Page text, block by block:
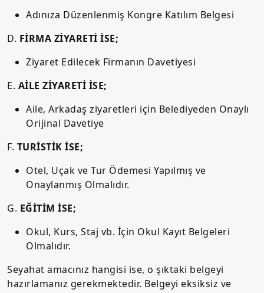
Adınıza Düzenlenmiş Kongre Katılım Belgesi
D. FİRMA ZİYARETİ İSE;
Ziyaret Edilecek Firmanın Davetiyesi
E. AİLE ZİYARETİ İSE;
Aile, Arkadaş ziyaretleri için Belediyeden Onaylı
Orijinal Davetiye
F. TURİSTİK İSE;
Otel, Uçak ve Tur Ödemesi Yapılmış ve
Onaylanmış Olmalıdır.
G. EĞİTİM İSE;
Okul, Kurs, Staj vb. İçin Okul Kayıt Belgeleri
Olmalıdır.
Seyahat amacınız hangisi ise, o şıktaki belgeyi
hazırlamanız gerekmektedir. Belgeyi eksiksiz ve